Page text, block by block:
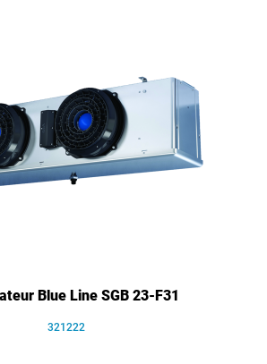
Blue Line SGB 23-F31
321222